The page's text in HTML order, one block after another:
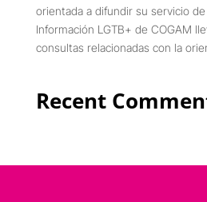
orientada a difundir su servicio
Información LGTB+ de COGAM
consultas relacionadas con la
Recent